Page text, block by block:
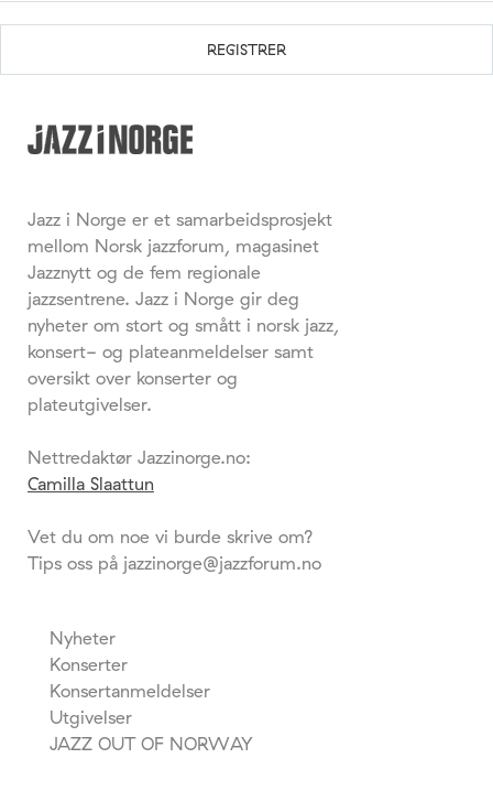
Jazz i Norge er et samarbeidsprosjekt
mellom Norsk jazzforum, magasinet
Jazznytt og de fem regionale
jazzsentrene. Jazz i Norge gir deg
nyheter om stort og smått i norsk jazz,
konsert- og plateanmeldelser samt
oversikt over konserter og
plateutgivelser.
Nettredaktør Jazzinorge.no:
Camilla Slaattun
Vet du om noe vi burde skrive om?
Tips oss på jazzinorge@jazzforum.no
Nyheter
Konserter
Konsertanmeldelser
Utgivelser
JAZZ OUT OF NORWAY